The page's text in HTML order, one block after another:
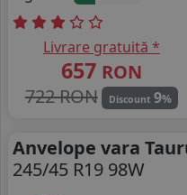
Livrare gratuită *
657 RON
722 RON
Discount 9%
Anvelope vara
245/45 R19 98W